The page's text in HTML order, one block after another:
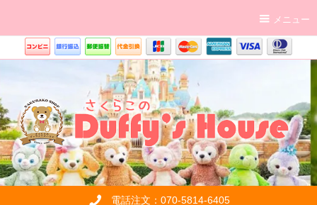
メニュー
電話注文：070-5814-6405